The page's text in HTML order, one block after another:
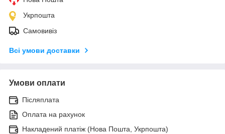
Укрпошта
Самовивіз
Всі умови доставки
Умови оплати
Післяплата
Оплата на рахунок
Накладений платіж (Нова Пошта, Укрпошта)